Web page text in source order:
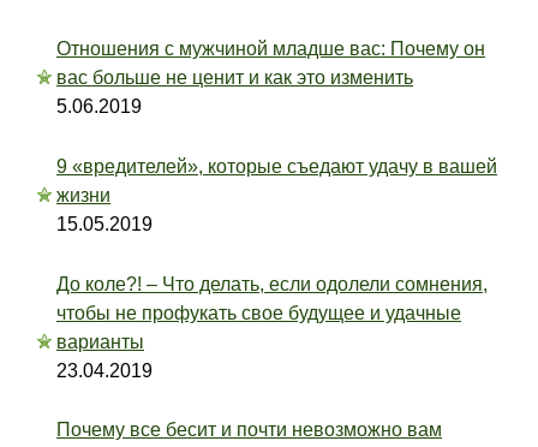
Отношения с мужчиной младше вас: Почему он
вас больше не ценит и как это изменить
5.06.2019
9 «вредителей», которые съедают удачу в вашей
жизни
15.05.2019
До коле?! – Что делать, если одолели сомнения,
чтобы не профукать свое будущее и удачные
варианты
23.04.2019
Почему все бесит и почти невозможно вам